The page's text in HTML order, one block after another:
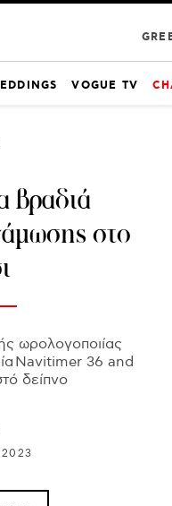
VOGUE TV
στο
ωρολογοποιίας
Navitimer 36 and
δείπνο